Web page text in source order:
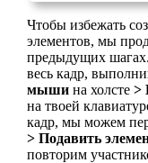
Чтобы избежать
элементов, мы
предыдущих
весь кадр,
мышина холсте >
на твоей
кадр, мы можем
> Подавить
повторим